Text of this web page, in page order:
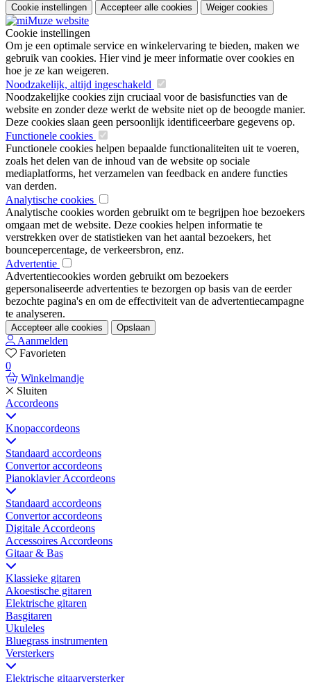
Cookie instellingen Accepteer alle cookies Weiger cookies
Cookie instellingen
Om je een optimale service en winkelervaring te bieden, maken we
gebruik van cookies. Hier vind je meer informatie over cookies en
hoe je ze kan weigeren.
Noodzakelijk, altijd ingeschakeld
Noodzakelijke cookies zijn cruciaal voor de basisfuncties van de
website en zonder deze werkt de website niet op de beoogde manier.
Deze cookies slaan geen persoonlijk identificeerbare gegevens op.
Functionele cookies
Functionele cookies helpen bepaalde functionaliteiten uit te voeren,
zoals het delen van de inhoud van de website op sociale
mediaplatforms, het verzamelen van feedback en andere functies
van derden.
Analytische cookies
Analytische cookies worden gebruikt om te begrijpen hoe bezoekers
omgaan met de website. Deze cookies helpen informatie te
verstrekken over de statistieken van het aantal bezoekers, het
bouncepercentage, de verkeersbron, enz.
Advertentie
Advertentiecookies worden gebruikt om bezoekers
gepersonaliseerde advertenties te bezorgen op basis van de eerder
bezochte pagina's en om de effectiviteit van de advertentiecampagne
te analyseren.
Accepteer alle cookies Opslaan
Aanmelden
Favorieten
0
Winkelmandje
Sluiten
Accordeons
Knopaccordeons
Standaard accordeons
Convertor accordeons
Pianoklavier Accordeons
Standaard accordeons
Convertor accordeons
Digitale Accordeons
Accessoires Accordeons
Gitaar & Bas
Klassieke gitaren
Akoestische gitaren
Elektrische gitaren
Basgitaren
Ukuleles
Bluegrass instrumenten
Versterkers
Elektrische gitaarversterker